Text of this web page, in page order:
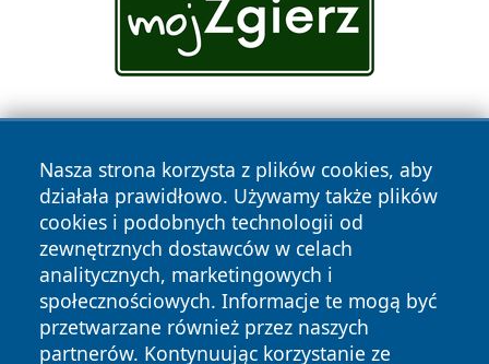
Nasza strona korzysta z plików cookies, aby
działała prawidłowo. Używamy także plików
cookies i podobnych technologii od
zewnętrznych dostawców w celach
analitycznych, marketingowych i
społecznościowych. Informacje te mogą być
przetwarzane również przez naszych
partnerów. Kontynuując korzystanie ze
Copyright © 2026 dabrowski24.pl Wszystkie prawa
zastrzeżone.
Polityka Polityka